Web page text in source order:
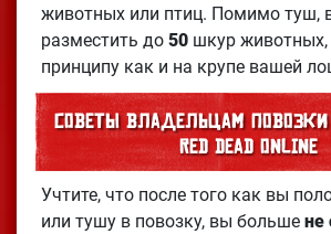
животных или птиц. Помимо туш,
разместить до 50шкур животных,
принципу как и на крупе вашей
Советы владельцам
Red Dead Online
Учтите, что после того как вы
или тушу в повозку, вы больше не